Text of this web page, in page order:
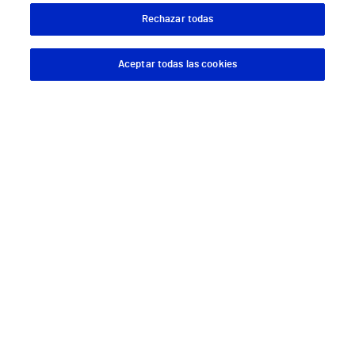
Hospital Vithas Medimar
Hospital Vithas Sevilla
Hospital Vithas Tenerife
Descargar App
Rechazar todas
Aceptar todas las cookies